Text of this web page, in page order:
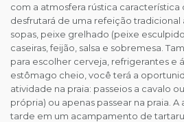
com a atmosfera rústica característica
desfrutará de uma refeição tradicional
sopas, peixe grelhado (peixe
caseiras, feijão, salsa e sobremesa.
para escolher cerveja, refrigerantes e
estômago cheio, você terá a
atividade na praia: passeios a cavalo
própria) ou apenas passear na praia.
tarde em um acampamento de